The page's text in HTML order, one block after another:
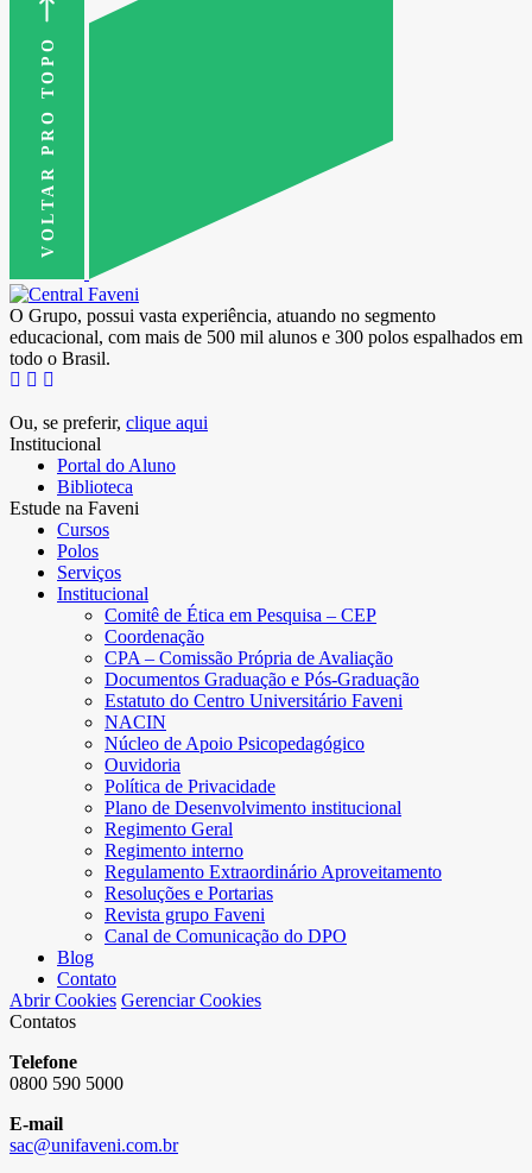
VOLTAR PRO TOPO
O Grupo, possui vasta experiência, atuando no segmento
educacional, com mais de 500 mil alunos e 300 polos espalhados em
todo o Brasil.
Ou, se preferir, clique aqui
Institucional
Portal do Aluno
Biblioteca
Estude na Faveni
Cursos
Polos
Serviços
Institucional
Comitê de Ética em Pesquisa – CEP
Coordenação
CPA – Comissão Própria de Avaliação
Documentos Graduação e Pós-Graduação
Estatuto do Centro Universitário Faveni
NACIN
Núcleo de Apoio Psicopedagógico
Ouvidoria
Política de Privacidade
Plano de Desenvolvimento institucional
Regimento Geral
Regimento interno
Regulamento Extraordinário Aproveitamento
Resoluções e Portarias
Revista grupo Faveni
Canal de Comunicação do DPO
Blog
Contato
Abrir Cookies Gerenciar Cookies
Contatos
Telefone
0800 590 5000
E-mail
sac@unifaveni.com.br